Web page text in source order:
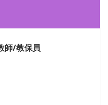
師/教保員